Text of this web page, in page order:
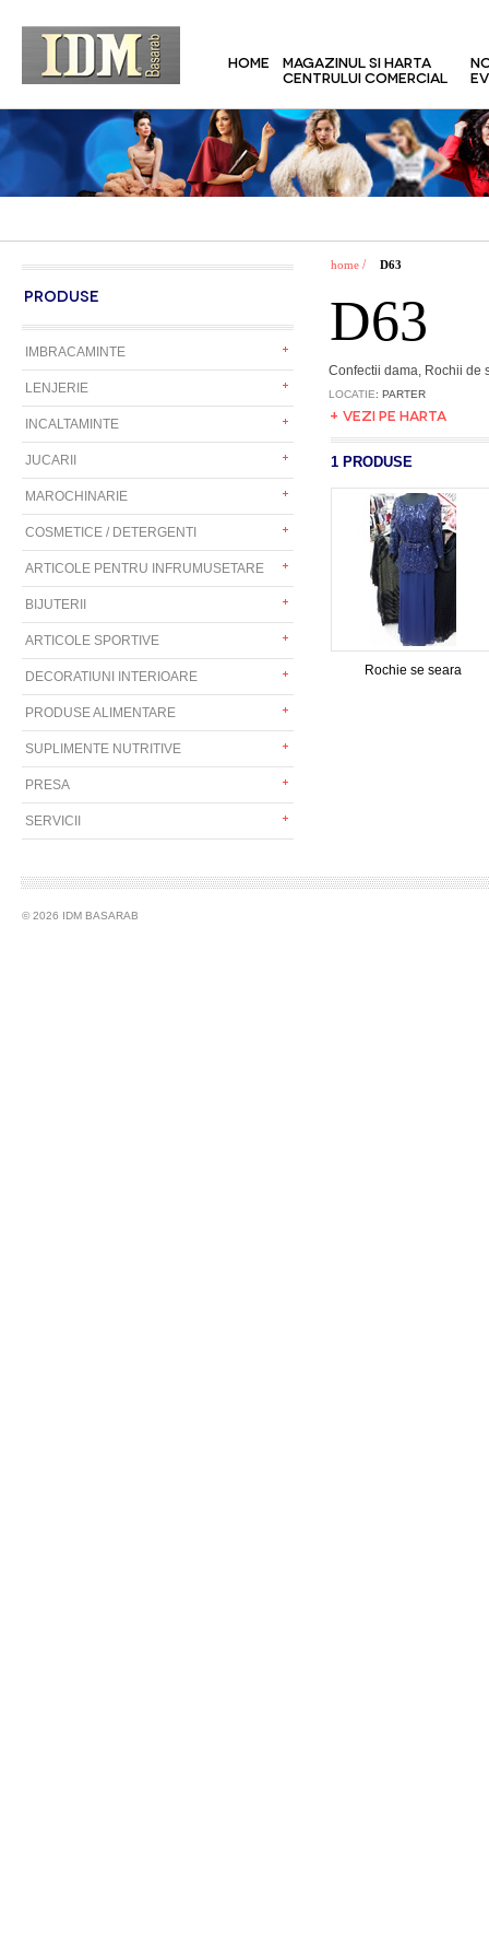
HOME
MAGAZINUL SI HARTA
CENTRULUI COMERCIAL
PRODUSE
IMBRACAMINTE
LENJERIE
INCALTAMINTE
JUCARII
MAROCHINARIE
COSMETICE / DETERGENTI
ARTICOLE PENTRU INFRUMUSETARE
BIJUTERII
ARTICOLE SPORTIVE
DECORATIUNI INTERIOARE
PRODUSE ALIMENTARE
SUPLIMENTE NUTRITIVE
PRESA
SERVICII
home / D63
D63
Confectii dama, Rochii de
LOCATIE: PARTER
+ VEZI PE HARTA
1 PRODUSE
Rochie se seara
© 2026 IDM BASARAB